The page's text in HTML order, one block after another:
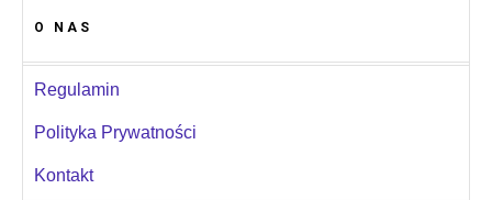
O NAS
Regulamin
Polityka Prywatności
Kontakt